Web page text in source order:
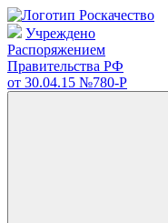
Учреждено
Распоряжением
Правительства РФ
от 30.04.15 №780-Р